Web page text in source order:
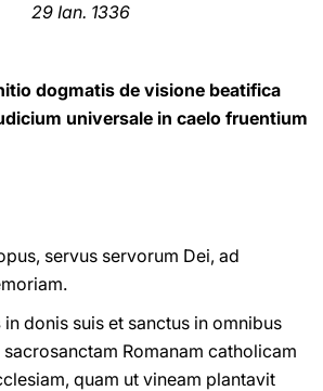
LATINE
29 Ian. 1336
dogmatis de visione beatifica
universale in caelo fruentium
servus servorum Dei, ad
in donis suis et sanctus in omnibus
Romanam catholicam
quam ut vineam plantavit